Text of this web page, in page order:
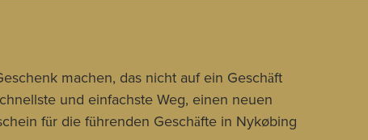
machen, das nicht auf ein Geschäft
und einfachste Weg, einen neuen
für die führenden Geschäfte in Nykøbing